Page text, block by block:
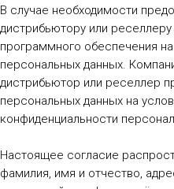
В случае необходимости
дистрибьютору или
программного обеспечения
персональных данных.
дистрибьютор или реселлер
персональных данных на
конфиденциальности
Настоящее согласие
фамилия, имя и отчество,